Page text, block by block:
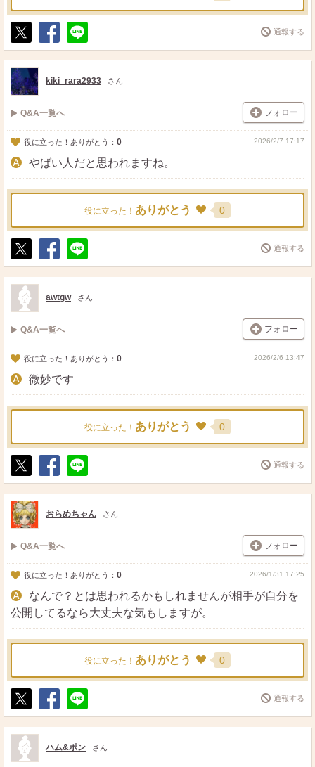
ポ
ス
ト
シ
ェ
送
る
通報する
kiki_rara2933 さん
Q&A一覧へ フォロー
役に立った！ありがとう： 0 2026/2/7 17:17
やばい人だと思われますね。
役に立った！ ありがとう 0
ポ
ス
ト
シ
ェ
送
る
通報する
awtgw さん
Q&A一覧へ フォロー
役に立った！ありがとう： 0 2026/2/6 13:47
微妙です
役に立った！ ありがとう 0
ポ
ス
ト
シ
ェ
送
る
通報する
おらめちゃん さん
Q&A一覧へ フォロー
役に立った！ありがとう： 0 2026/1/31 17:25
なんで？とは思われるかもしれませんが相手が自分を
公開してるなら大丈夫な気もしますが。
役に立った！ ありがとう 0
ポ
ス
ト
シ
ェ
送
る
通報する
ハム&ポン さん